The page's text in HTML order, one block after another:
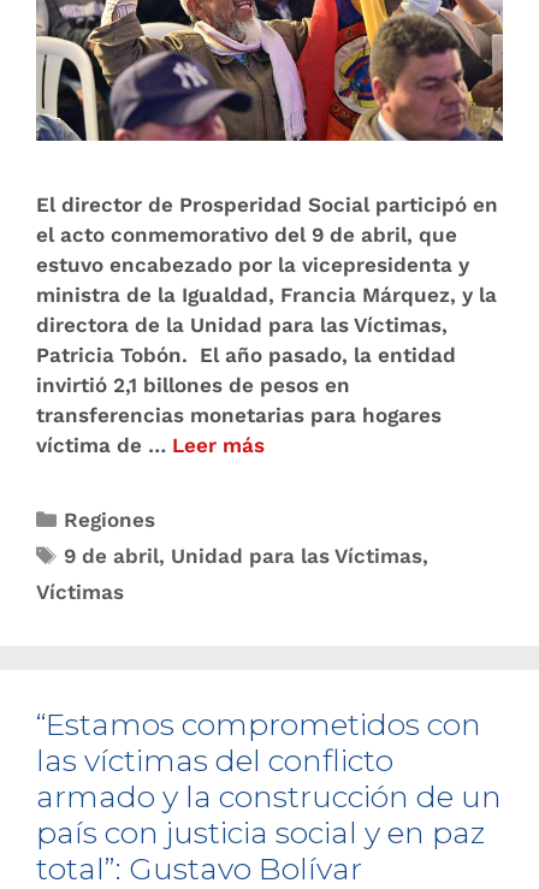
El director de Prosperidad Social participó en
el acto conmemorativo del 9 de abril, que
estuvo encabezado por la vicepresidenta y
ministra de la Igualdad, Francia Márquez, y la
directora de la Unidad para las Víctimas,
Patricia Tobón. El año pasado, la entidad
invirtió 2,1 billones de pesos en
transferencias monetarias para hogares
víctima de … Leer más
Regiones
9 de abril, Unidad para las Víctimas,
Víctimas
“Estamos comprometidos con
las víctimas del conflicto
armado y la construcción de un
país con justicia social y en paz
total”: Gustavo Bolívar